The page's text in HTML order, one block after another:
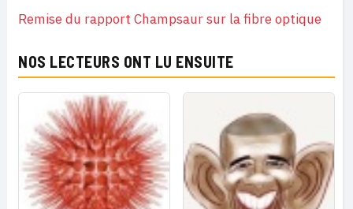
Remise du rapport Champsaur sur la fibre optique
NOS LECTEURS ONT LU ENSUITE